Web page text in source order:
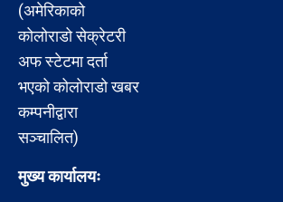
(अमेरिकाको
कोलोराडो सेक्रेटरी
अफ स्टेटमा दर्ता
भएको कोलोराडो खबर
कम्पनीद्वारा
सञ्चालित)
मुख्य कार्यालयः